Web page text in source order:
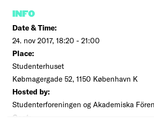
INFO
Date & Time:
24. nov 2017, 18:20 - 21:00
Place:
Studenterhuset
Købmagergade 52, 1150 København K
Hosted by:
Studenterforeningen og Akademiska
Cost: